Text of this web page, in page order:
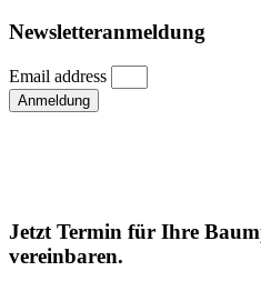
Newsletteranmeldung
Email address
Anmeldung
Jetzt Termin für Ihre
vereinbaren.